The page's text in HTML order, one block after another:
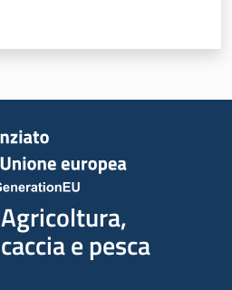
Agricoltura,
caccia e pesca